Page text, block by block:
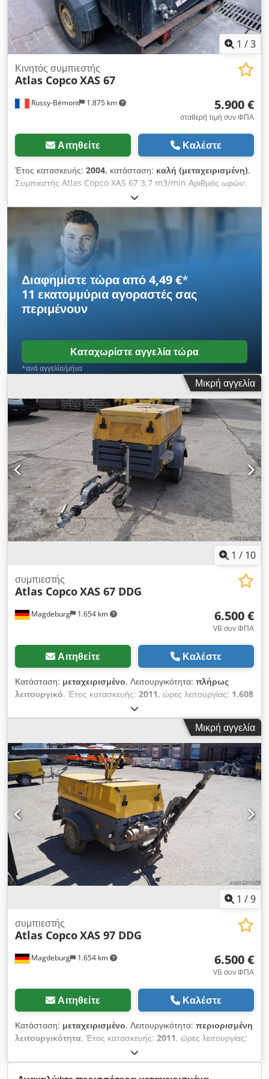
εργαλείων Cjdpfx Astwz Ezscwjha - Επιλογή του άξονα
ρυμούλκησης DIN φορτηγού ή της σφαιρικής κεφαλής του
αυτοκινήτου, ρυθμιζόμενη σε ύψος διάταξη ρυμούλκησης
Επόμενη δοκιμή δοχείου πίεσης σύμφωνα με την οδηγία
87/404/ΕΟΚ τον Μάιο του 2026 Εάν έχετε οποιεσδήποτε
ερωτήσεις, παρακαλούμε επικοινωνήστε μαζί μας προσωπικά.
1 /3
Russy-Bémont 1.875 km
Κινητός συμπιεστής
Atlas CopcoXAS 67
5.900 €
σταθερή τιμή συν ΦΠΑ
Αιτηθείτε Καλέστε
Έτος κατασκευής: 2004, κατάσταση: καλή (μεταχειρισμένη),
Συμπιεστής Atlas Copco XAS 67 3,7 m3/min Αριθμός ωρών:
2.371 ώρες Chodjiywpzspfx Acwsa Κινητήρας Deutz Τύπος:
ντίζελ
Διαφημίστε τώρα από 4,49 €*
11 εκατομμύρια αγοραστέςσας
περιμένουν
Καταχωρίστε αγγελία τώρα
*ανά αγγελία/μήνα
Μικρή αγγελία
1 / 10
Magdeburg 1.654 km
συμπιεστής
Atlas CopcoXAS 67 DDG
6.500 €
VB συν ΦΠΑ
Αιτηθείτε Καλέστε
Κατάσταση: μεταχειρισμένο, Λειτουργικότητα: πλήρως
λειτουργικό, Έτος κατασκευής: 2011, ώρες λειτουργίας: 1.608
, Συμπιεστής Atlas Copco XAS 67 DDG, έτος κατασκευής
2011, 1608 ώρες λειτουργίας, παροχή όγκου 3,5 m³, ισχύς
έκτακτης ανάγκης 12,5 kVA, συνδέσεις: 1 x 230 Volt, 2 x 400
Volt, αριθμός σειράς YA3062565B0165591, διαθέσιμη άδεια
κυκλοφορίας. Chsdpfx Aozbiivocwea
Μικρή αγγελία
1 /9
Magdeburg 1.654 km
συμπιεστής
Atlas CopcoXAS 97 DDG
6.500 €
VB συν ΦΠΑ
Αιτηθείτε Καλέστε
Κατάσταση: μεταχειρισμένο, Λειτουργικότητα: περιορισμένη
λειτουργικότητα, Έτος κατασκευής: 2011, ώρες λειτουργίας:
, Συμπιεστής Atlas Copco XAS 97 DDG, έτος
κατασκευής 2011, 1637 ώρες λειτουργίας, παροχή όγκου 5,3
m³, ισχύς έκτακτης ανάγκης 12,5 kVA, συνδέσεις: 1 x 230 Volt,